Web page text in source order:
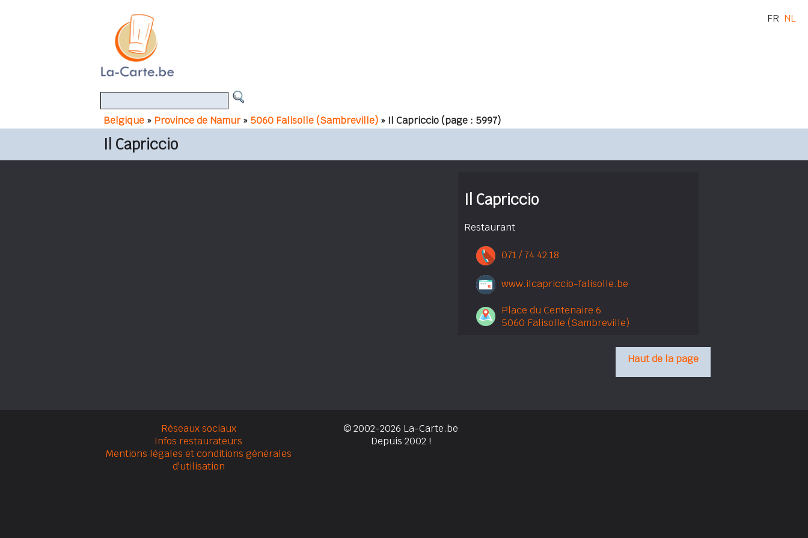
Belgique » Province de Namur» 5060 Falisolle (Sambreville) » Il Capriccio(page : 5997)
FR NL
Il Capriccio
Il Capriccio
Restaurant
071 / 74 42 18
www.ilcapriccio-falisolle.be
Place du Centenaire 6
5060 Falisolle (Sambreville)
Haut de la page
Réseaux sociaux
Infos restaurateurs
Mentions légales et conditions générales
d'utilisation
© 2002-2026 La-Carte.be
Depuis 2002 !